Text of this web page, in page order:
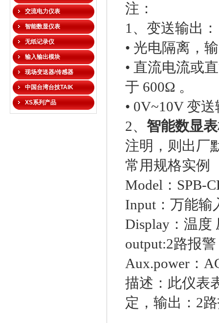
交流电力仪表
智能数显仪表
无纸记录仪
输入输出模块
现场变送器/传感器
中国台湾台技TAIK
XS系列产品
注：
1、变送输出：
• 光电隔离，
• 直流电流或
于 600Ω 。
• 0V~10V 变
2、 智能数显表
注明，则出厂
常用规格实例
Model：SPB-
Input：万能输
Display：温度
output:2路报警
Aux.power：
描述：此仪表
定，输出：2